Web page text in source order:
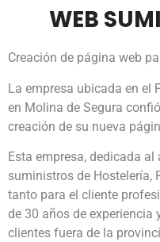
WEB
Creación de página web
La empresa ubicada en el
en Molina de Segura
creación de su nueva
Esta empresa, dedicada
suministros de Hostelería,
tanto para el cliente
de 30 años de experiencia
clientes fuera de la